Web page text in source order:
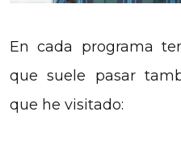
En cada programa
que suele pasar
que he visitado: